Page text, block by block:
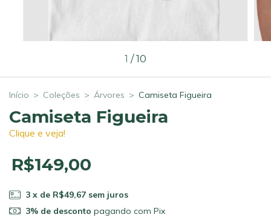
1 /10
Início > Coleções > Árvores > Camiseta Figueira
Camiseta Figueira
Clique e veja!
R$149,00
3 x de R$49,67 sem juros
3% de desconto pagando com Pix